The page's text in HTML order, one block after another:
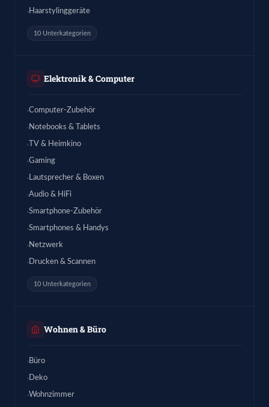
Haarstylinggeräte
10 Unterkategorien
Elektronik & Computer
Computer-Zubehör
Notebooks & Tablets
TV & Heimkino
Gaming
Lautsprecher & Boxen
Audio & HiFi
Smartphone-Zubehör
Smartphones & Handys
Netzwerk
Drucken & Scannen
10 Unterkategorien
Wohnen & Büro
Büro
Deko
Wohnzimmer